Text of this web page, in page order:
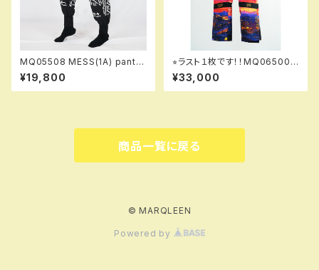
MQ05508 MESS(1A) pants
995 trapbk！！ ※送料無料（日
本国内のみ）サービス中！！
¥19,800
⭐︎ラスト１枚です！！MQ06500
GALAXXXY pants 995 mh
！！送料無料（日本国内のみ）サ
ービス中！！
¥33,000
商品一覧に戻る
© MARQLEEN
Powered by